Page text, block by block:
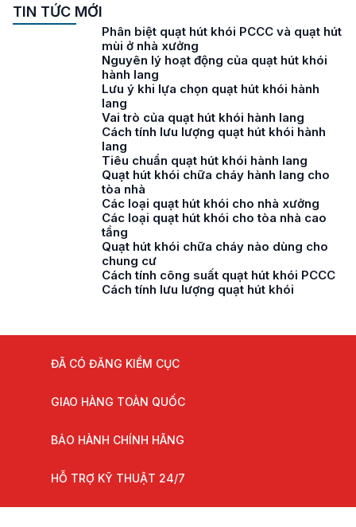
TIN TỨC MỚI
Phân biệt quạt hút khói PCCC và quạt hút
mùi ở nhà xưởng
Nguyên lý hoạt động của quạt hút khói
hành lang
Lưu ý khi lựa chọn quạt hút khói hành
lang
Vai trò của quạt hút khói hành lang
Cách tính lưu lượng quạt hút khói hành
lang
Tiêu chuẩn quạt hút khói hành lang
Quạt hút khói chữa cháy hành lang cho
tòa nhà
Các loại quạt hút khói cho nhà xưởng
Các loại quạt hút khói cho tòa nhà cao
tầng
Quạt hút khói chữa cháy nào dùng cho
chung cư
Cách tính công suất quạt hút khói PCCC
Cách tính lưu lượng quạt hút khói
ĐÃ CÓ ĐĂNG KIỂM CỤC
GIAO HÀNG TOÀN QUỐC
BẢO HÀNH CHÍNH HÃNG
HỖ TRỢ KỸ THUẬT 24/7